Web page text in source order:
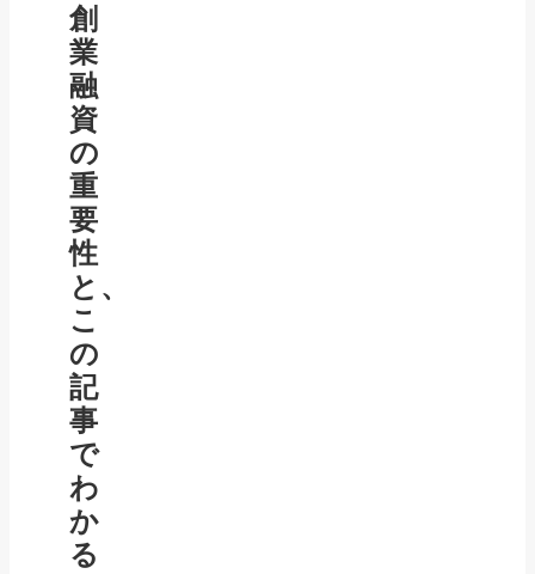
創
業
融
資
の
重
要
性
と、
こ
の
記
事
で
わ
か
る